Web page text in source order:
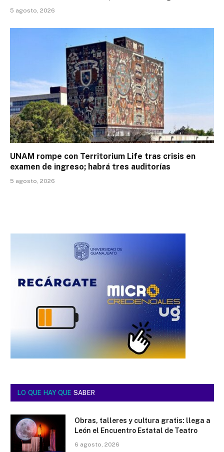
5 agosto, 2026
UNAM rompe con Territorium Life tras crisis en
examen de ingreso; habrá tres auditorías
5 agosto, 2026
LO QUE HAY QUE SABER
Obras, talleres y cultura gratis: llega a
León el Encuentro Estatal de Teatro
6 agosto, 2026